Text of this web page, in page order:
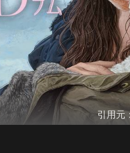
引用元